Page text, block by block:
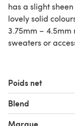
has a slight
lovely solid
3.75mm – 4.5mm
sweaters or
Poids net
Blend
Marque